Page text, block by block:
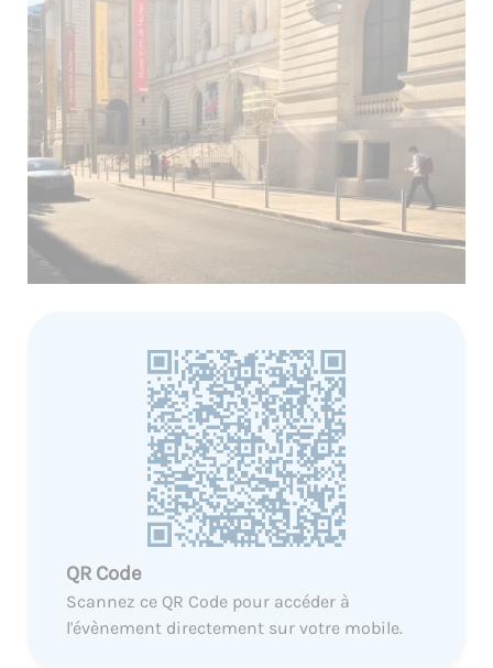
QR Code
Scannez ce QR Code pour accéder à
l'évènement directement sur votre mobile.